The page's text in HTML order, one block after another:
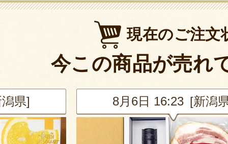
現在のご注文
今この商品が売れ
県] 8月6日 16:23 [新潟